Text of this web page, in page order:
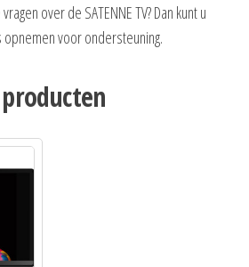
over de SATENNE TV? Dan kunt u
voor ondersteuning.